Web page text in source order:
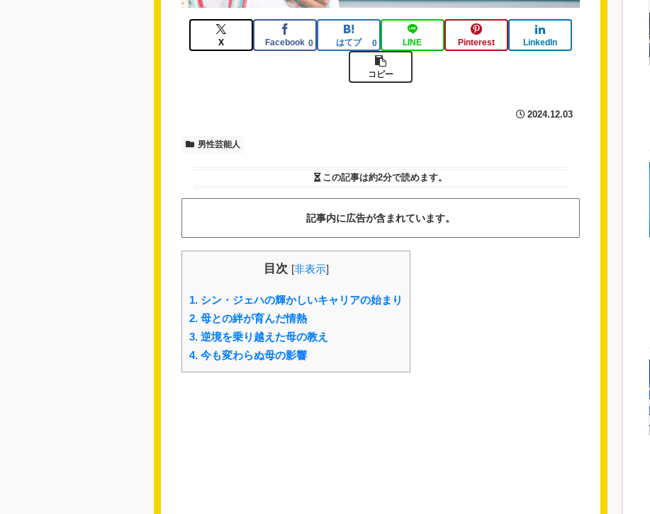
X Facebook 0 はてブ 0 LINE Pinterest LinkedIn
コピー
2024.12.03
男性芸能人
この記事は約2分で読めます。
記事内に広告が含まれています。
目次 [非表示]
1. シン・ジェハの輝かしいキャリアの始まり
2. 母との絆が育んだ情熱
3. 逆境を乗り越えた母の教え
4. 今も変わらぬ母の影響